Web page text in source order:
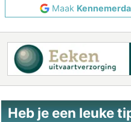
Maak
Heb je een leuke